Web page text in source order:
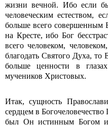
жизни вечной. Ибо если
человеческим естеством,
больше всего совершенным
на Кресте, ибо Бог
всего человеком,
благодать Святого Духа, то
больше ценности в
мучеников Христовых.
Итак, сущность
сердцем в
был Он истинным Богом и